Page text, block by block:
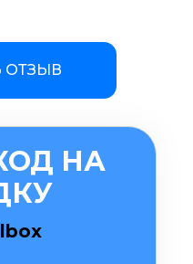
ОТЗЫВ
НА